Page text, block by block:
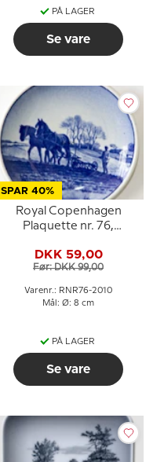
PÅ LAGER
Se vare
SPAR 40%
Royal Copenhagen
Plaquette nr. 76,
DKK 59,00
Før: DKK 99,00
Varenr.: RNR76-2010
Mål: Ø: 8 cm
PÅ LAGER
Se vare